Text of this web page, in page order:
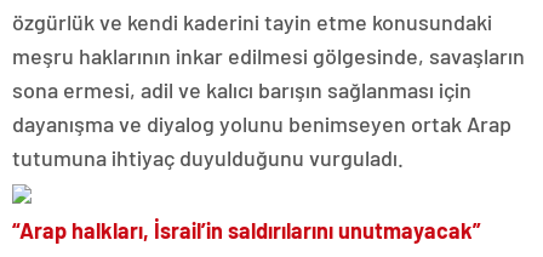
özgürlük ve kendi kaderini tayin etme konusundaki
meşru haklarının inkar edilmesi gölgesinde, savaşların
sona ermesi, adil ve kalıcı barışın sağlanması için
dayanışma ve diyalog yolunu benimseyen ortak Arap
tutumuna ihtiyaç duyulduğunu vurguladı.
“Arap halkları, İsrail’in saldırılarını unutmayacak”